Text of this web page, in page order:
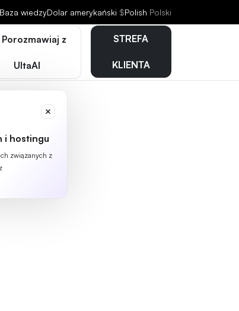
Baza wiedzyDolar amerykański $Polish Polski
Porozmawiaj z
UltaAI
i hostingu
związanych z
STREFA
KLIENTA